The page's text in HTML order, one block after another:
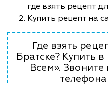
где взять рецепт
Купить рецепт на
Где взять
Братске? Купить
Всем». Звоните